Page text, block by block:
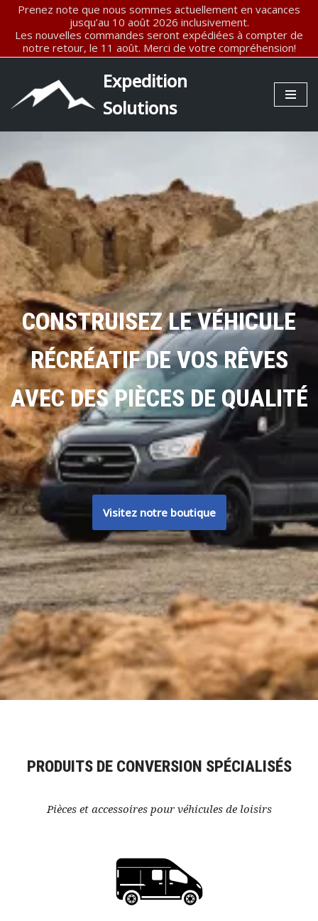
Aller
au
Prenez note que nous sommes actuellement en vacances
jusqu’au 10 août 2026 inclusivement.
Les nouvelles commandes seront expédiées à compter de
notre retour, le 11 août. Merci de votre compréhension!
Expedition
Solutions
CONSTRUISEZ LE VÉHICULE
RÉCRÉATIF DE VOS RÊVES
AVEC DES PIÈCES DE QUALITÉ
Visitez notre boutique
PRODUITS DE CONVERSION SPÉCIALISÉS
Pièces et accessoires pour véhicules de loisirs